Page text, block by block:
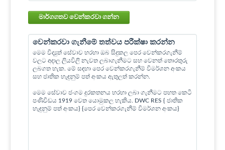
මාර්ගගතව වෙන්කරවා ගන්න
වෙන්කරවා ගැනීමේ තත්වය පරීක්ෂා කරන්න
මෙම විද්‍යුත් සේවාව හරහා ඔබ සිදුකල පෙර වෙන්කරගැනීම්
වලට අදාල ලියවිලි නැවත ලබාගැනීමට සහ වෙනත් තොරතුරු
ලබගත හැක. මේ සඳහා පෙර වෙන්කරගැනීම් විමර්ශන අංකය
සහ ජාතික හැඳුනුම් පත් අංකය ඇතුලත් කරන්න.
මෙම සේවාව ජංගම දුරකතනය හරහා ලබා ගැනීමට පහත කෙටි
පණිවිඩය 1919 වෙත යොමුකල හැකිය. DWC RES { ජාතික
හැඳුනුම් පත් අංකය} {පෙර වෙන්කරගැනීම් විමර්ශන අංකය}